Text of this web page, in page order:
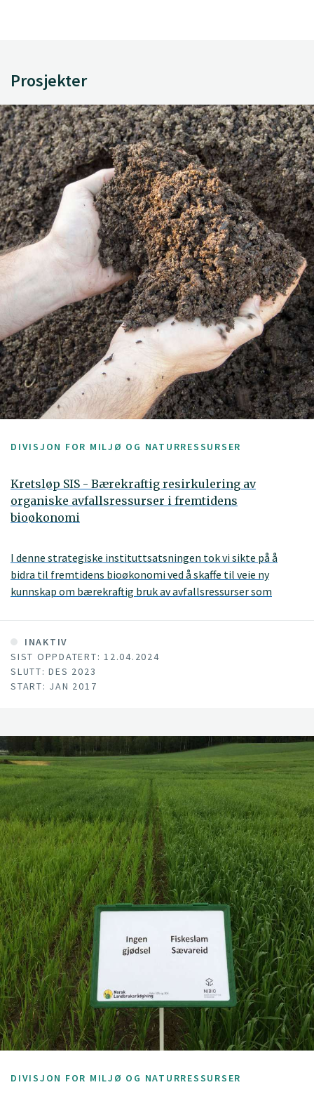
Prosjekter
DIVISJON FOR MILJØ OG NATURRESSURSER
Kretsløp SIS - Bærekraftig resirkulering av
organiske avfallsressurser i fremtidens
bioøkonomi
I denne strategiske instituttsatsningen tok vi sikte på å
bidra til fremtidens bioøkonomi ved å skaffe til veie ny
kunnskap om bærekraftig bruk av avfallsressurser som
INAKTIV
SIST OPPDATERT: 12.04.2024
SLUTT: DES 2023
START: JAN 2017
DIVISJON FOR MILJØ OG NATURRESSURSER